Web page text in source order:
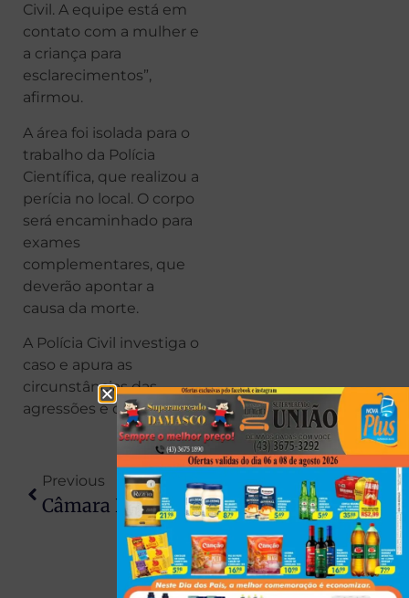
Civil. A equipe está em
contato com a mulher e
a criança para
esclarecimentos”,
afirmou.
A área foi isolada para o
trabalho da Polícia
Científica, que realizou a
perícia no local. O corpo
será encaminhado para
exames
complementares, que
deverão apontar a
causa da morte.
A Polícia Civil investiga o
caso e apura as
circunstâncias das
agressões e do óbito.
Previous
Câmara De Miraselva Usou Mais Diárias Que Câmaras De Prado Ferreira E Jaguapitã Juntas
Next
Dois Jovens São Encontrados Mortos Em Campo De Futebol No Paraná